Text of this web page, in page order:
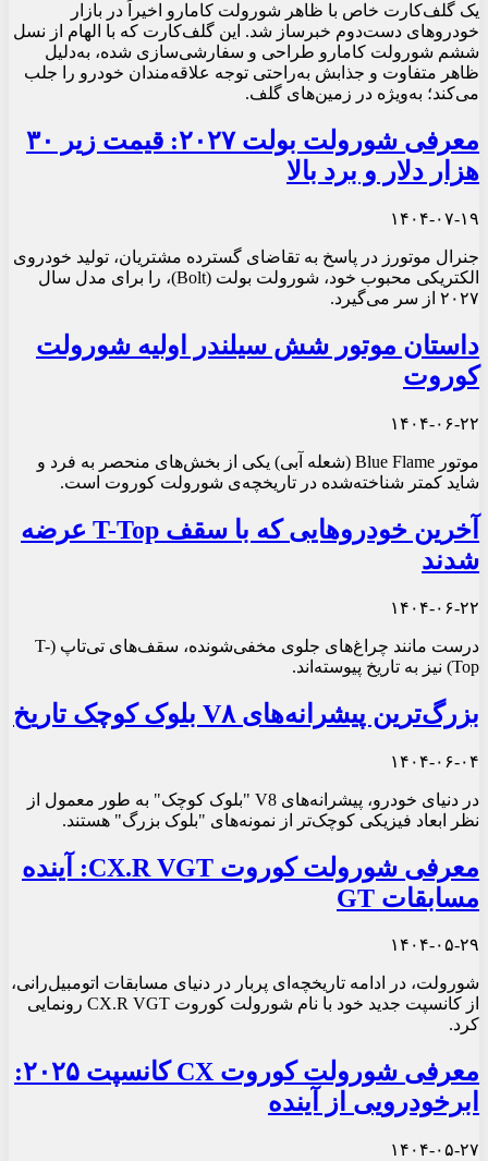
یک گلف‌کارت خاص با ظاهر شورولت کامارو اخیراً در بازار
خودروهای دست‌دوم خبرساز شد. این گلف‌کارت که با الهام از نسل
ششم شورولت کامارو طراحی و سفارشی‌سازی شده، به‌دلیل
ظاهر متفاوت و جذابش به‌راحتی توجه علاقه‌مندان خودرو را جلب
می‌کند؛ به‌ویژه در زمین‌های گلف.
معرفی شورولت بولت ۲۰۲۷: قیمت زیر ۳۰
هزار دلار و برد بالا
۱۴۰۴-۰۷-۱۹
جنرال موتورز در پاسخ به تقاضای گسترده مشتریان، تولید خودروی
الکتریکی محبوب خود، شورولت بولت (Bolt)، را برای مدل سال
۲۰۲۷ از سر می‌گیرد.
داستان موتور شش سیلندر اولیه شورولت
کوروت
۱۴۰۴-۰۶-۲۲
موتور Blue Flame (شعله آبی) یکی از بخش‌های منحصر به فرد و
شاید کمتر شناخته‌شده در تاریخچه‌ی شورولت کوروت است.
آخرین خودروهایی که با سقف T-Top عرضه
شدند
۱۴۰۴-۰۶-۲۲
درست مانند چراغ‌های جلوی مخفی‌شونده، سقف‌های تی‌تاپ (T-
Top) نیز به تاریخ پیوسته‌اند.
بزرگ‌ترین پیشرانه‌های V۸ بلوک کوچک تاریخ
۱۴۰۴-۰۶-۰۴
در دنیای خودرو، پیشرانه‌های V8 "بلوک کوچک" به طور معمول از
نظر ابعاد فیزیکی کوچک‌تر از نمونه‌های "بلوک بزرگ" هستند.
معرفی شورولت کوروت CX.R VGT: آینده
مسابقات GT
۱۴۰۴-۰۵-۲۹
شورولت، در ادامه تاریخچه‌ای پربار در دنیای مسابقات اتومبیل‌رانی،
از کانسپت جدید خود با نام شورولت کوروت CX.R VGT رونمایی
کرد.
معرفی شورولت کوروت CX کانسپت ۲۰۲۵:
ابرخودرویی از آینده
۱۴۰۴-۰۵-۲۷